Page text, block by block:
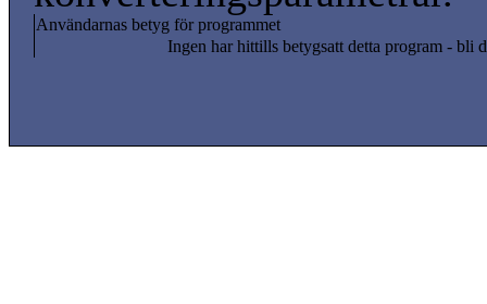
Användarnas betyg för programmet
Ingen har hittills betygsatt detta program - bli